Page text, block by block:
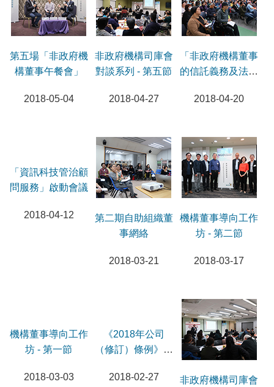
第五場「非政府機
構董事午餐會」
2018-05-04
非政府機構司庫會
對談系列 - 第五節
2018-04-27
「非政府機構董事
的信託義務及法律
2018-04-20
「資訊科技管治顧
第二期自助組織董
事網絡
2018-03-21
機構董事導向工作
坊 - 第二節
2018-03-17
機構董事導向工作
《2018年公司
（修訂）條例》新
2018-02-27
非政府機構司庫會